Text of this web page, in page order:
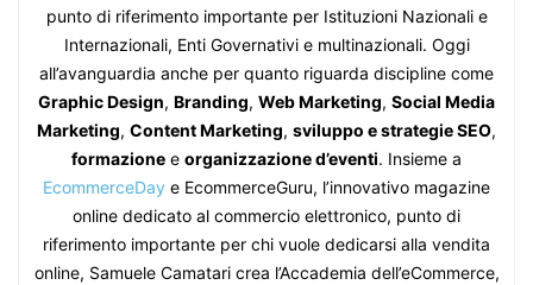
punto di riferimento importante per Istituzioni Nazionali e
Internazionali, Enti Governativi e multinazionali. Oggi
all’avanguardia anche per quanto riguarda discipline come
Graphic Design, Branding, Web Marketing, Social Media
Marketing, Content Marketing, sviluppo e strategie SEO,
formazione e organizzazione d’eventi. Insieme a
EcommerceDay e EcommerceGuru, l’innovativo magazine
online dedicato al commercio elettronico, punto di
riferimento importante per chi vuole dedicarsi alla vendita
online, Samuele Camatari crea l’Accademia dell’eCommerce,